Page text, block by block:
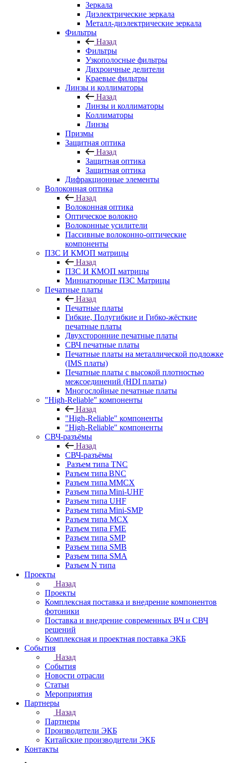
Зеркала
Диэлектрические зеркала
Металл-диэлектрические зеркала
Фильтры
Назад
Фильтры
Узкополосные фильтры
Дихроичные делители
Краевые фильтры
Линзы и коллиматоры
Назад
Линзы и коллиматоры
Коллиматоры
Линзы
Призмы
Защитная оптика
Назад
Защитная оптика
Защитная оптика
Дифракционные элементы
Волоконная оптика
Назад
Волоконная оптика
Оптическое волокно
Волоконные усилители
Пассивные волоконно-оптические
компоненты
ПЗС И КМОП матрицы
Назад
ПЗС И КМОП матрицы
Миниатюрные ПЗС Матрицы
Печатные платы
Назад
Печатные платы
Гибкие, Полугибкие и Гибко-жёсткие
печатные платы
Двухсторонние печатные платы
СВЧ печатные платы
Печатные платы на металлической подложке
(IMS платы)
Печатные платы с высокой плотностью
межсоединений (HDI платы)
Многослойные печатные платы
"High-Reliable" компоненты
Назад
"High-Reliable" компоненты
"High-Reliable" компоненты
СВЧ-разъёмы
Назад
СВЧ-разъёмы
Разъем типа TNC
Разъем типа BNC
Разъем типа MMCX
Разъем типа Mini-UHF
Разъем типа UHF
Разъем типа Mini-SMP
Разъем типа MCX
Разъем типа FME
Разъем типа SMP
Разъем типа SMB
Разъем типа SMA
Разъем N типа
Проекты
Назад
Проекты
Комплексная поставка и внедрение компонентов
фотоники
Поставка и внедрение современных ВЧ и СВЧ
решений
Комплексная и проектная поставка ЭКБ
События
Назад
События
Новости отрасли
Статьи
Мероприятия
Партнеры
Назад
Партнеры
Производители ЭКБ
Китайские производители ЭКБ
Контакты